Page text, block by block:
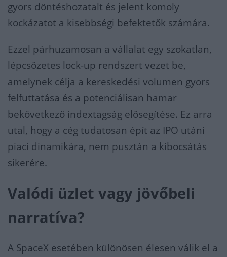
gyors döntéshozatalt és jelent komoly
kockázatot a kisebbségi befektetők számára.
Ezzel párhuzamosan a vállalat egy szokatlan,
lépcsőzetes lock-up rendszert vezet be,
amelynek célja a kereskedési volumen gyors
felfuttatása és a potenciálisan hamar
bekövetkező indextagság elősegítése. Ez arra
utal, hogy a cég tudatosan épít az IPO utáni
piaci dinamikára, nem pusztán a kibocsátás
sikerére.
Valódi üzlet vagy jövőbeli
narratíva?
A SpaceX esetében különösen élesen válik el a